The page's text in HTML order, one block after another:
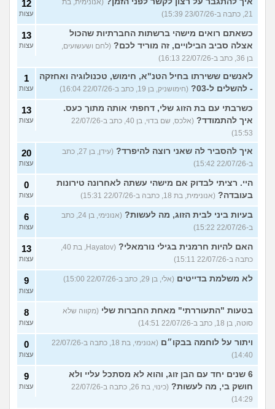
21, כתבה ב-23/07/26 15:39)
12
עצות
כשאתם רואים מישהי ברשתות החברתיות שהכול
אצלה סביב הבילויים, זה מוריד לכם? (לחם ושעשועים,
בן 36, כתב ב-22/07/26 16:13)
13
עצות
לאנשים ששירתו בחיל הטנ"א, חימוש, טכנולוגיה ואחזקה
- להשלים ל-03?
(חימושניק, בן 19, כתב ב-22/07/26 16:04)
1
עצות
כשרבתי עם בת הזוג שלי, דחפתי אותה מתוך כעס.
איך להתמודד?
(אלכס, שם בדוי, בן 40, כתב ב-22/07/26
15:53)
13
עצות
איך להסביר לה שאני רוצה להיפרד?
(עידן, בן 27, כתב
ב-22/07/26 15:42)
20
עצות
היי. רציתי לבדוק אם מישהי עשתה לאחרונה טירונות
בעובדה? (אנונימית, בת 18, כתבה ב-22/07/26 15:31)
0
עצות
בעיות ביני לבית הזוג, מה לעשות?
(אנונימי, בן 24, כתב
ב-22/07/26 15:22)
6
עצות
האם להיות חרמנית בגילי נורמאלי?
כתבה ב-22/07/26 15:11)
13
עצות
לא משלמת בדייטים (אלי, בן 29, כתב ב-22/07/26 15:00) 9
עצות
בטעות "התעוררתי" מאחת החברות שלי (מקווה שלא
סוטה, בן 18, כתב ב-22/07/26 14:51)
8
עצות
ויתור על לוחמה בבקו״ם
(אנונימי, בת 18, כתבה ב-22/07/26
14:40)
0
עצות
6 שנים יחד עם הבן זוג, והוא לא מסתכל עליי ולא
חושק בי, מה לעשות?
(כינוי, בת 26, כתבה ב-22/07/26
14:29)
9
עצות